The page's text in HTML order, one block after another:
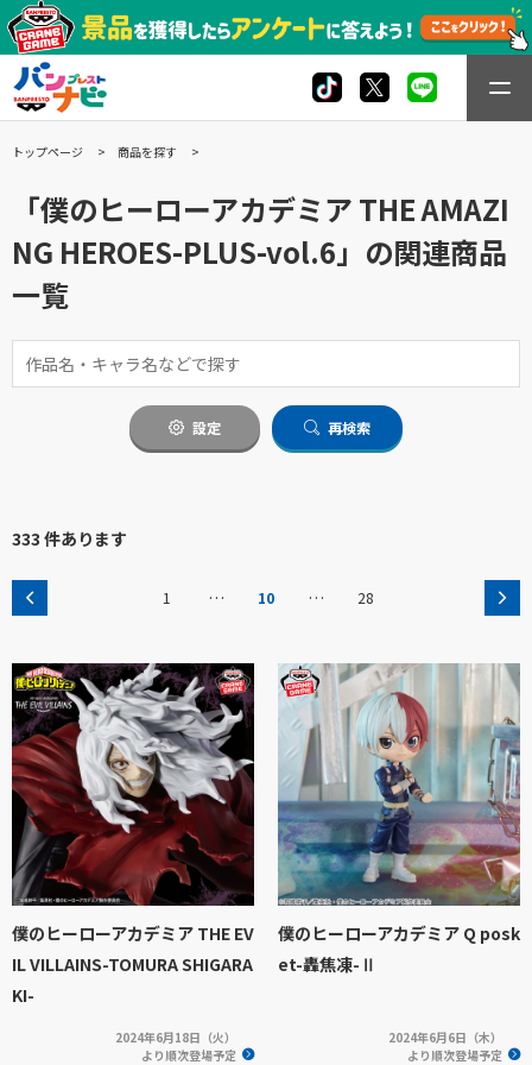
トップページ 商品を探す
「僕のヒーローアカデミア THE AMAZI
NG HEROES-PLUS-vol.6」の関連商品
一覧
設定 再検索
333 件あります
1 … 10 … 28
僕のヒーローアカデミア THE EV
IL VILLAINS-TOMURA SHIGARA
KI-
2024年6月18日（火）
より順次登場予定
僕のヒーローアカデミア Q posk
et-轟焦凍-Ⅱ
2024年6月6日（木）
より順次登場予定